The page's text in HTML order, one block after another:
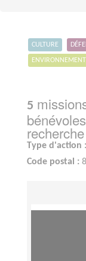
CULTURE
ENVIRONNEMENT
5
recherche
Type d'action :
Code postal :